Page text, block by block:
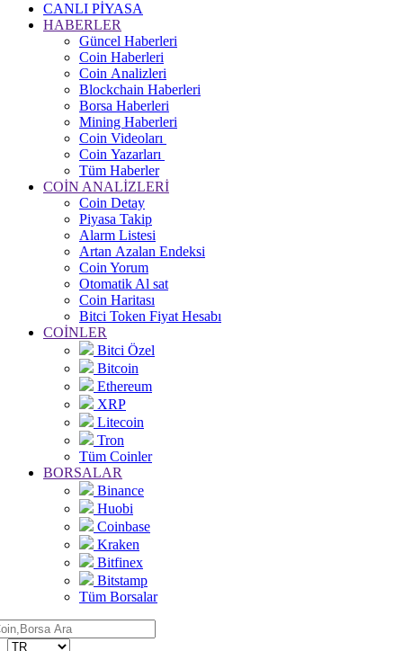
CANLI PİYASA
HABERLER
Güncel Haberleri
Coin Haberleri
Coin Analizleri
Blockchain Haberleri
Borsa Haberleri
Mining Haberleri
Coin Videoları
Coin Yazarları
Tüm Haberler
COİN ANALİZLERİ
Coin Detay
Piyasa Takip
Alarm Listesi
Artan Azalan Endeksi
Coin Yorum
Otomatik Al sat
Coin Haritası
Bitci Token Fiyat Hesabı
COİNLER
Bitci Özel
Bitcoin
Ethereum
XRP
Litecoin
Tron
Tüm Coinler
BORSALAR
Binance
Huobi
Coinbase
Kraken
Bitfinex
Bitstamp
Tüm Borsalar